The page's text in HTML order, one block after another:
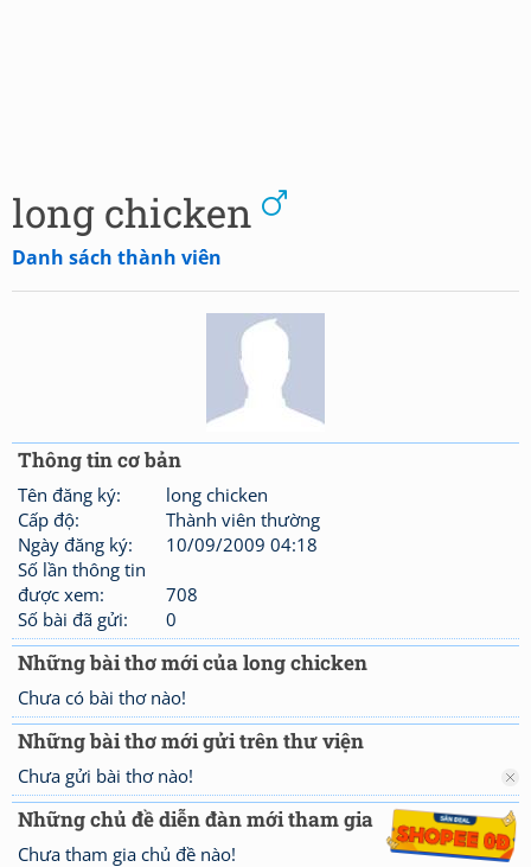
long chicken
Danh sách thành viên
Thông tin cơ bản
Tên đăng ký:
long chicken
Cấp độ:
Thành viên thường
Ngày đăng ký:
10/09/2009 04:18
Số lần thông tin
được xem:
708
Số bài đã gửi:
0
Những bài thơ mới của long chicken
Chưa có bài thơ nào!
Những bài thơ mới gửi trên thư viện
Chưa gửi bài thơ nào!
Những chủ đề diễn đàn mới tham gia
Chưa tham gia chủ đề nào!